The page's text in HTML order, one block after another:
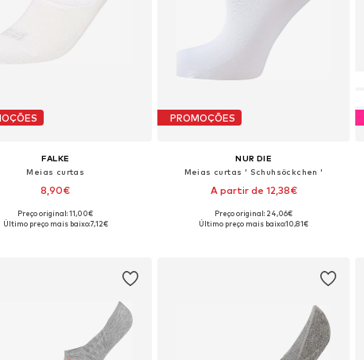
FALKE
Meias curtas
8,90€
Preço original: 11,00€
Último preço mais baixo:7,12€
PROMOÇÕES
NUR DIE
Meias curtas ' Schuhsöckchen '
A partir de 12,38€
Tamanhos disponíveis: 35-38, 39-42
Preço original: 24,06€
Último preço mais baixo:10,81€